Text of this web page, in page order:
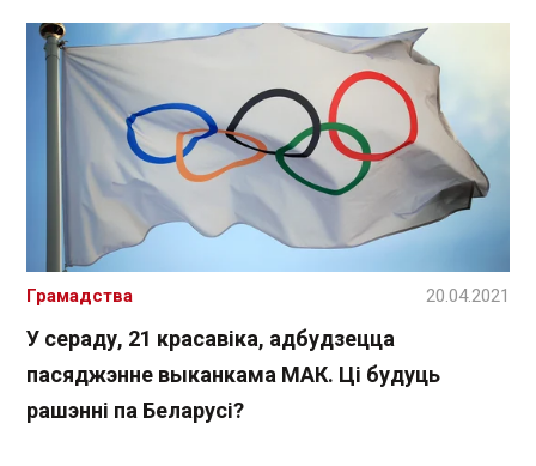
У сераду, 21 красавіка, адбудзецца
пасяджэнне выканкама МАК. Ці будуць
рашэнні па Беларусі?
Грамадства 20.04.2021